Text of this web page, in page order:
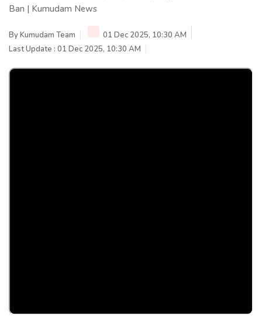
Ban | Kumudam News
ByKumudam Team
01 Dec 2025, 10:30 AM
Last Update : 01 Dec 2025, 10:30 AM